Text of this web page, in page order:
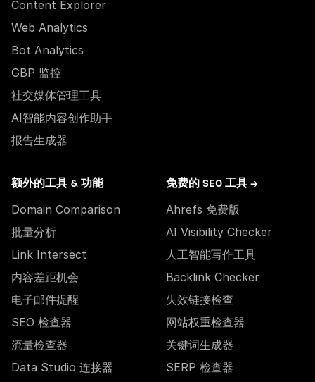
Content Explorer
Web Analytics
Bot Analytics
GBP 监控
社交媒体管理工具
AI智能内容创作助手
报告生成器
额外的工具 & 功能
Domain Comparison
批量分析
Link Intersect
内容差距机会
电子邮件提醒
SEO 检查器
流量检查器
Data Studio 连接器
免费的 SEO 工具 →
Ahrefs 免费版
AI Visibility Checker
人工智能写作工具
Backlink Checker
失效链接检查
网站权重检查器
关键词生成器
SERP 检查器